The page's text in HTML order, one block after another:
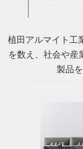
植田アルマイト工
を数え、社会や産
製品